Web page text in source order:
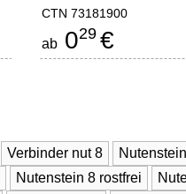
CTN 73181900
ab 029 €
Verbinder nut 8
Nutenstein 8 rostfrei